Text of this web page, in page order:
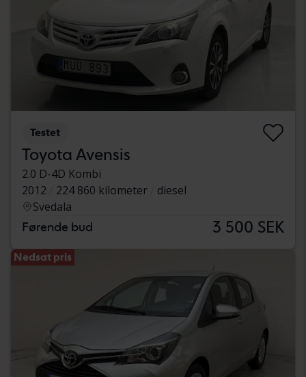
Testet
Toyota Avensis
2.0 D-4D Kombi
2012
224 860 kilometer
diesel
Svedala
Førende bud 3 500 SEK
Nedsat pris